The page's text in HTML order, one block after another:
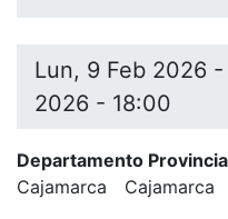
Lun, 9 Feb 2026 -
2026 - 18:00
Departamento
Cajamarca
Cajamarca